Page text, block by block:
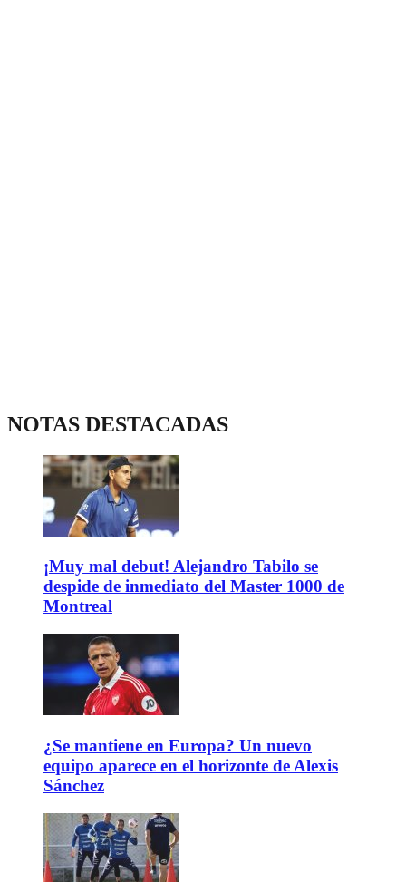
NOTAS DESTACADAS
¡Muy mal debut! Alejandro Tabilo se
despide de inmediato del Master 1000 de
Montreal
¿Se mantiene en Europa? Un nuevo
equipo aparece en el horizonte de Alexis
Sánchez